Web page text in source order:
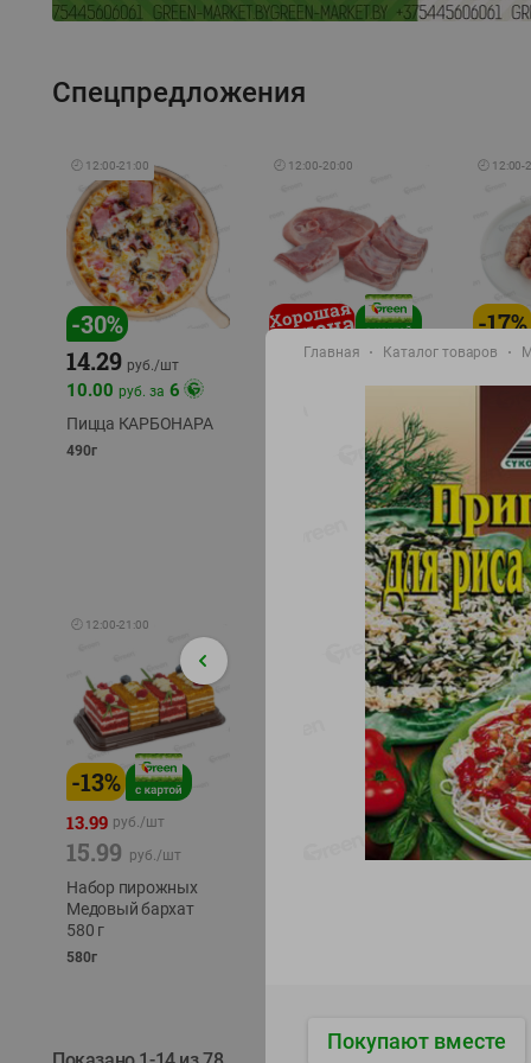
Спецпредложения
🕘 12:00-21:00
-30%
14.29 руб./шт
10.00 руб. за 6
Пицца КАРБОНАРА
490г
🕘 12:00-20:00
10.49
полуфабрикат,
охлажденный 1 кг
фасовка: 1-2кг
🕘 12:00-
-17%
9.99
11.99
охлажд
🕘 12:00-21:00
-13%
13.99 руб./шт
15.99 руб./шт
Набор пирожных
Медовый бархат
580 г
580г
шт
-24%
4.99
ТОФУ
Главная Каталог товаров
Покупают вместе